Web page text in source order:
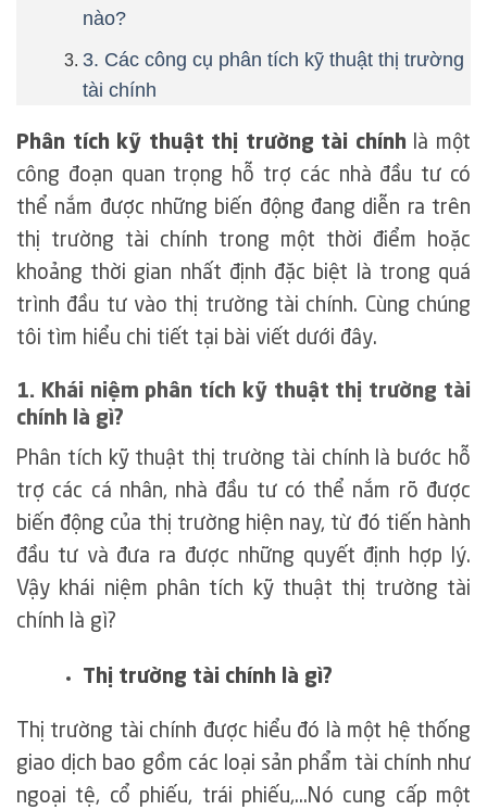
nào?
3. Các công cụ phân tích kỹ thuật thị trường
tài chính
Phân tích kỹ thuật thị trường tài chính là một
công đoạn quan trọng hỗ trợ các nhà đầu tư có
thể nắm được những biến động đang diễn ra trên
thị trường tài chính trong một thời điểm hoặc
khoảng thời gian nhất định đặc biệt là trong quá
trình đầu tư vào thị trường tài chính. Cùng chúng
tôi tìm hiểu chi tiết tại bài viết dưới đây.
1. Khái niệm phân tích kỹ thuật thị trường tài
chính là gì?
Phân tích kỹ thuật thị trường tài chính là bước hỗ
trợ các cá nhân, nhà đầu tư có thể nắm rõ được
biến động của thị trường hiện nay, từ đó tiến hành
đầu tư và đưa ra được những quyết định hợp lý.
Vậy khái niệm phân tích kỹ thuật thị trường tài
chính là gì?
Thị trường tài chính là gì?
Thị trường tài chính được hiểu đó là một hệ thống
giao dịch bao gồm các loại sản phẩm tài chính như
ngoại tệ, cổ phiếu, trái phiếu,…Nó cung cấp một